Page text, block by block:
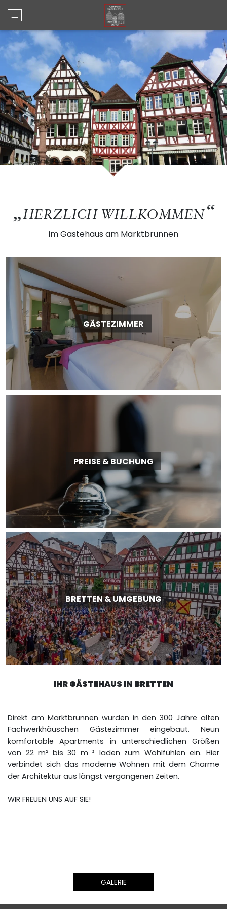
Open main menu
HERZLICH WILLKOMMEN
im Gästehaus am Marktbrunnen
GÄSTEZIMMER
PREISE & BUCHUNG
BRETTEN & UMGEBUNG
IHR GÄSTEHAUS IN BRETTEN
Direkt am Marktbrunnen wurden in den 300 Jahre alten
Fachwerkhäuschen Gästezimmer eingebaut. Neun
komfortable Apartments in unterschiedlichen Größen
von 22 m² bis 30 m ² laden zum Wohlfühlen ein. Hier
verbindet sich das moderne Wohnen mit dem Charme
der Architektur aus längst vergangenen Zeiten.
WIR FREUEN UNS AUF SIE!
GALERIE